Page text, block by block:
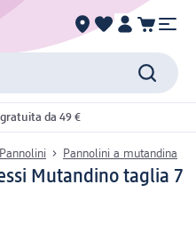
da 49 €
Pannolini Pannolini a mutandina
Mutandino taglia 7